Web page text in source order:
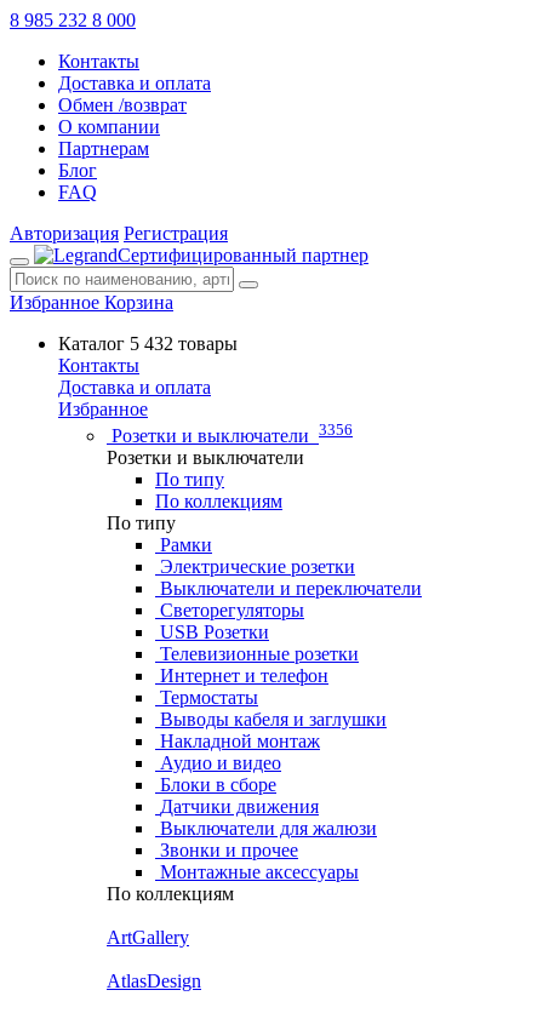
8 985 232 8 000
Контакты
Доставка и оплата
Обмен /возврат
О компании
Партнерам
Блог
FAQ
Авторизация Регистрация
Сертифицированный партнер
Избранное Корзина
Каталог 5 432 товары
Контакты
Доставка и оплата
Избранное
Розетки и выключатели 3356
Розетки и выключатели
По типу
По коллекциям
По типу
Рамки
Электрические розетки
Выключатели и переключатели
Светорегуляторы
USB Розетки
Телевизионные розетки
Интернет и телефон
Термостаты
Выводы кабеля и заглушки
Накладной монтаж
Аудио и видео
Блоки в сборе
Датчики движения
Выключатели для жалюзи
Звонки и прочее
Монтажные аксессуары
По коллекциям
ArtGallery
AtlasDesign